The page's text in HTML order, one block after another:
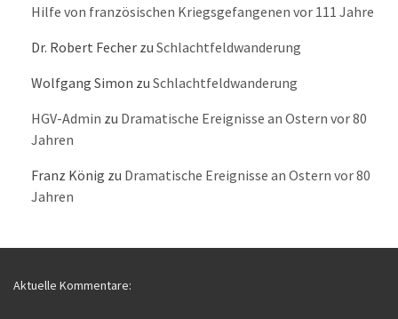
Hilfe von französischen Kriegsgefangenen vor 111 Jahre
Dr. Robert Fecher zu Schlachtfeldwanderung
Wolfgang Simon zu Schlachtfeldwanderung
HGV-Admin zu Dramatische Ereignisse an Ostern vor 80
Jahren
Franz König zu Dramatische Ereignisse an Ostern vor 80
Jahren
Aktuelle Kommentare: